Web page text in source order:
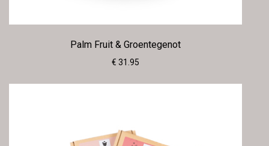
Palm Fruit & Groentegenot
€ 31.95